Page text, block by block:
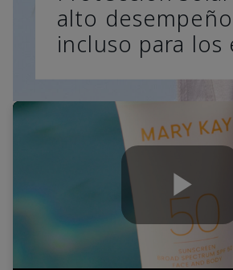
alto desempeño
incluso para los